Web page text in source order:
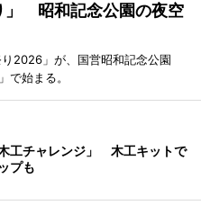
」 昭和記念公園の夜空
2026」が、国営昭和記念公園
で始まる。
工チャレンジ」 木工キットで
プも